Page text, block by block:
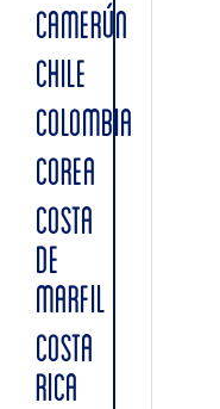
CAMERÚN
CHILE
COLOMBIA
COREA
COSTA
DE
MARFIL
COSTA
RICA